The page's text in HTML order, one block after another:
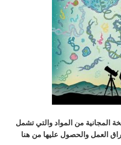
المجانية من المواد والتي تشمل
العمل والحصول عليها من هنا